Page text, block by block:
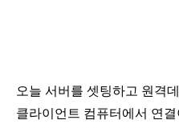
오늘 서버를 셋팅하고 원격
클라이언트 컴퓨터에서 연